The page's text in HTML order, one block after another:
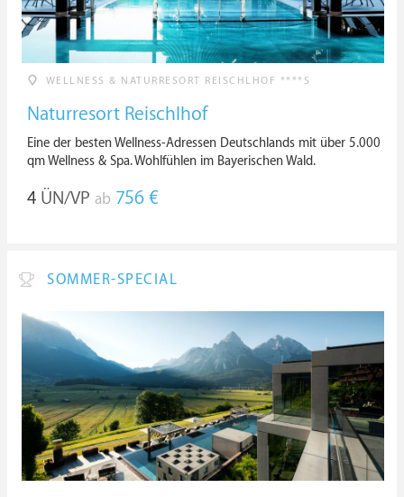
WELLNESS & NATURRESORT REISCHLHOF ****S
Naturresort Reischlhof
Eine der besten Wellness-Adressen Deutschlands mit über 5.000
qm Wellness & Spa. Wohlfühlen im Bayerischen Wald.
4 ÜN/VP ab 756 €
SOMMER-SPECIAL